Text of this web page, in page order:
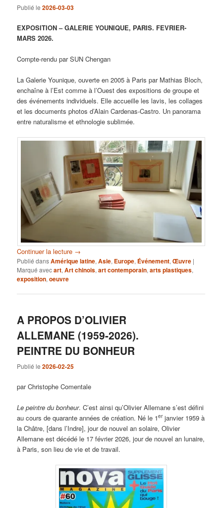
Publié le2026-03-03
EXPOSITION – GALERIE YOUNIQUE, PARIS. FEVRIER-
MARS 2026.
Compte-rendu par SUN Chengan
La Galerie Younique, ouverte en 2005 à Paris par Mathias Bloch,
enchaîne à l’Est comme à l’Ouest des expositions de groupe et
des événements individuels. Elle accueille les lavis, les collages
et les documents photos d’Alain Cardenas-Castro. Un panorama
entre naturalisme et ethnologie sublimée.
Continuer la lecture →
Publié dansAmérique latine,Asie, Europe, Événement,Œuvre |
Marqué avecart,Art chinois,art contemporain,arts plastiques,
exposition,oeuvre
A PROPOS D’OLIVIER
ALLEMANE (1959-2026).
PEINTRE DU BONHEUR
Publié le2026-02-25
par Christophe Comentale
Le peintre du bonheur. C’est ainsi qu’Olivier Allemane s’est défini
au cours de quarante années de création. Né le 1erjanvier 1959 à
la Châtre, [dans l’Indre], jour de nouvel an solaire, Olivier
Allemane est décédé le 17 février 2026, jour de nouvel an lunaire,
à Paris, son lieu de vie et de travail.